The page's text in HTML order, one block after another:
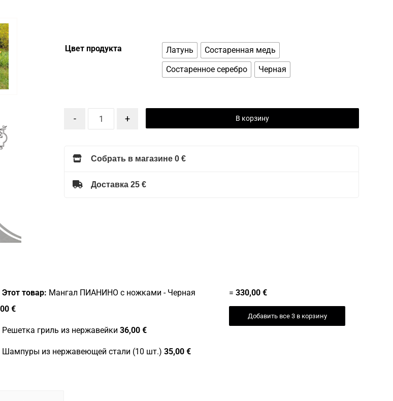
Цвет продукта Латунь
Состаренная медь
Состаренное серебро
Черная
- + В корзину
Собрать в магазине 0 €
Доставка 25 €
Этот товар: Мангал ПИАНИНО с ножками - Черная
€
Решетка гриль из нержавейки 36,00 €
Шампуры из нержавеющей стали (10 шт.) 35,00 €
= 330,00 €
Добавить все 3 в корзину